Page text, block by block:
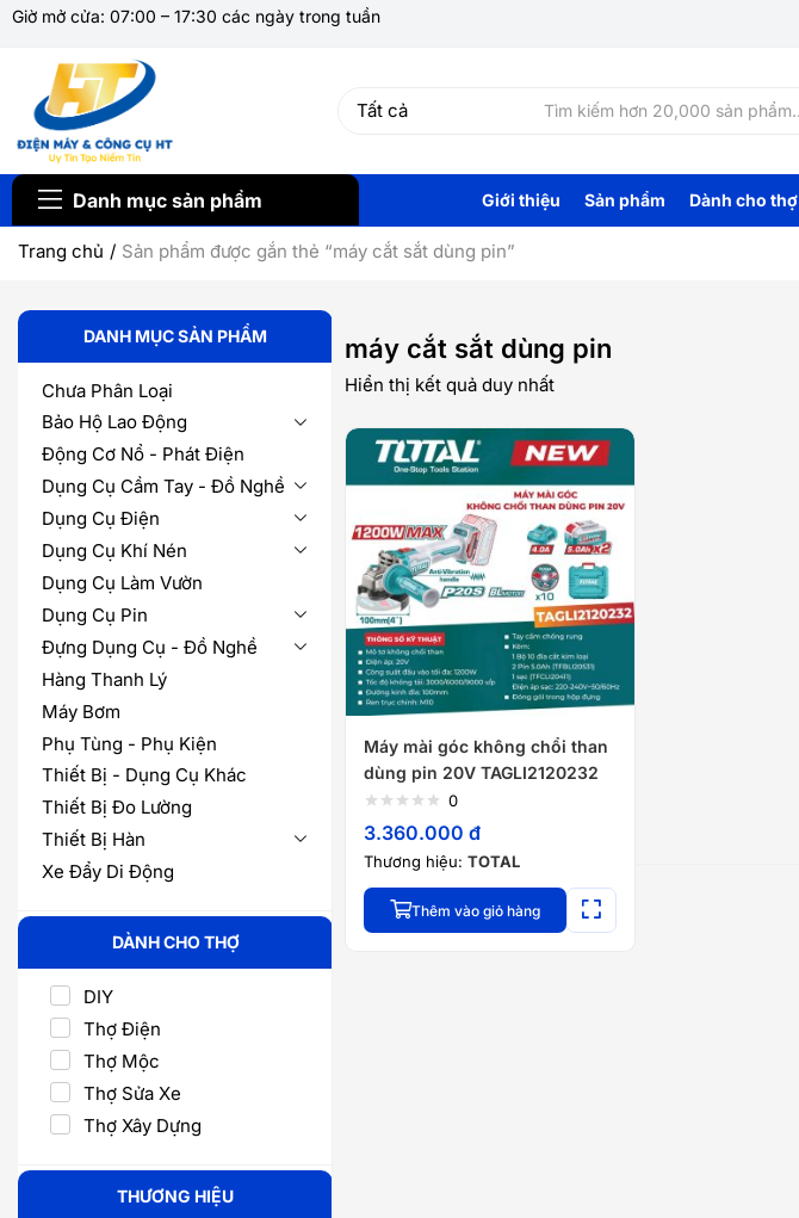
Giờ mở cửa: 07:00 – 17:30 các ngày trong tuần
Danh mục sản phẩm Giới thiệu Sản phẩm Dành cho thợ
Trang chủ Sản phẩm được gắn thẻ “máy cắt sắt dùng pin”
DANH MỤC SẢN PHẨM
Chưa Phân Loại
Bảo Hộ Lao Động
Động Cơ Nổ - Phát Điện
Dụng Cụ Cầm Tay - Đồ Nghề
Dụng Cụ Điện
Dụng Cụ Khí Nén
Dụng Cụ Làm Vườn
Dụng Cụ Pin
Đựng Dụng Cụ - Đồ Nghề
Hàng Thanh Lý
Máy Bơm
Phụ Tùng - Phụ Kiện
Thiết Bị - Dụng Cụ Khác
Thiết Bị Đo Lường
Thiết Bị Hàn
Xe Đẩy Di Động
DÀNH CHO THỢ
DIY
Thợ Điện
Thợ Mộc
Thợ Sửa Xe
Thợ Xây Dựng
THƯƠNG HIỆU
máy cắt sắt dùng pin
Hiển thị kết quả duy nhất
Máy mài góc không chổi than
dùng pin 20V TAGLI2120232
0
3.360.000 đ
Thương hiệu: TOTAL
Thêm vào giỏ hàng